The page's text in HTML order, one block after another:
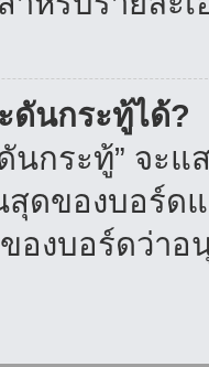
ดันกระทู้ได้?
กระทู้” จะ
ดของบอร์ด
องบอร์ดว่า